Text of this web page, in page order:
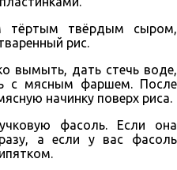
тёртым твёрдым сыром,
рис.
вымыть, дать стечь воде,
с мясным фаршем. После
начинку поверх риса.
фасоль. Если она
а если у вас фасоль